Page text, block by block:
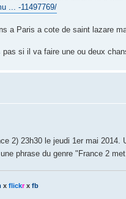
... -11497769/
a Paris a cote de saint lazare
si il va faire une ou deux
2) 23h30 le jeudi 1er mai
phrase du genre "France 2
x flickrx fb